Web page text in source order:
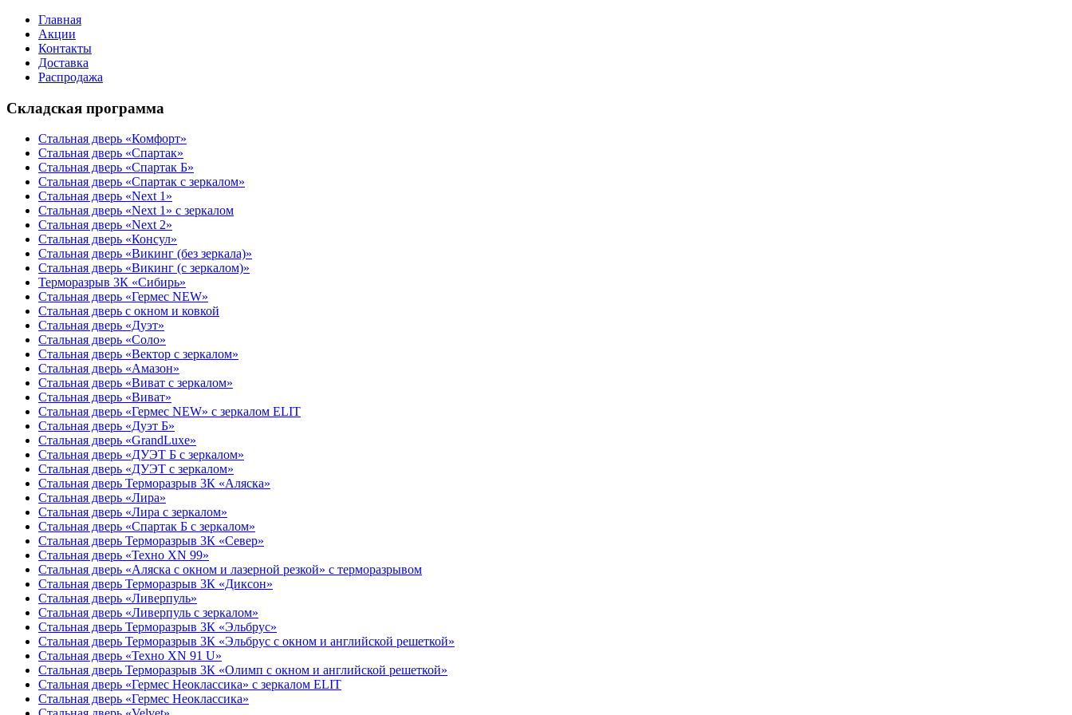
Главная
Акции
Контакты
Доставка
Распродажа
Складская программа
Стальная дверь «Комфорт»
Стальная дверь «Спартак»
Стальная дверь «Спартак Б»
Стальная дверь «Спартак с зеркалом»
Стальная дверь «Next 1»
Стальная дверь «Next 1» с зеркалом
Стальная дверь «Next 2»
Стальная дверь «Консул»
Стальная дверь «Викинг (без зеркала)»
Стальная дверь «Викинг (с зеркалом)»
Терморазрыв 3К «Сибирь»
Стальная дверь «Гермес NEW»
Стальная дверь с окном и ковкой
Стальная дверь «Дуэт»
Стальная дверь «Соло»
Стальная дверь «Вектор с зеркалом»
Стальная дверь «Амазон»
Стальная дверь «Виват с зеркалом»
Стальная дверь «Виват»
Стальная дверь «Гермес NEW» с зеркалом ELIT
Стальная дверь «Дуэт Б»
Стальная дверь «GrandLuxe»
Стальная дверь «ДУЭТ Б с зеркалом»
Стальная дверь «ДУЭТ с зеркалом»
Стальная дверь Терморазрыв 3К «Аляска»
Стальная дверь «Лира»
Стальная дверь «Лира с зеркалом»
Стальная дверь «Спартак Б с зеркалом»
Стальная дверь Терморазрыв 3К «Север»
Стальная дверь «Техно XN 99»
Стальная дверь «Аляска с окном и лазерной резкой» с терморазрывом
Стальная дверь Терморазрыв 3К «Диксон»
Стальная дверь «Ливерпуль»
Стальная дверь «Ливерпуль с зеркалом»
Стальная дверь Терморазрыв 3К «Эльбрус»
Стальная дверь Терморазрыв 3К «Эльбрус с окном и английской решеткой»
Стальная дверь «Техно XN 91 U»
Стальная дверь Терморазрыв 3К «Олимп с окном и английской решеткой»
Стальная дверь «Гермес Неоклассика» с зеркалом ELIT
Стальная дверь «Гермес Неоклассика»